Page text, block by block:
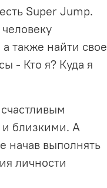
Super Jump.
также найти свое
- Кто я? Куда я
и близкими. А
начав выполнять
личности